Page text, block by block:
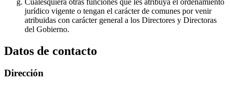
jurídico vigente o tengan el carácter de comunes por venir
atribuidas con carácter general a los Directores y Directoras
del Gobierno.
Datos de contacto
Dirección